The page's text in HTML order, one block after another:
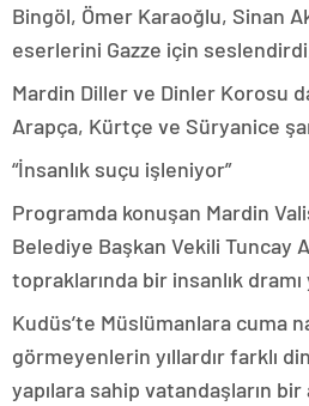
Bingöl, Ömer Karaoğlu, Sinan
eserlerini Gazze için seslendirdi.
Mardin Diller ve Dinler Korosu
Arapça, Kürtçe ve Süryanice
“İnsanlık suçu işleniyor”
Programda konuşan Mardin
Belediye Başkan Vekili Tuncay
topraklarında bir insanlık dramı
Kudüs’te Müslümanlara cuma
görmeyenlerin yıllardır farklı
yapılara sahip vatandaşların